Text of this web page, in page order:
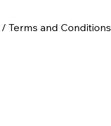
Terms and Conditions